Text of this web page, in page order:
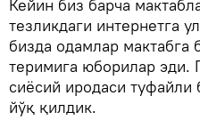
Кейин биз барча
тезликдаги интернетга
бизда одамлар мактабга
теримига юборилар эди.
сиёсий иродаси туфайли
йўқ қилдик.